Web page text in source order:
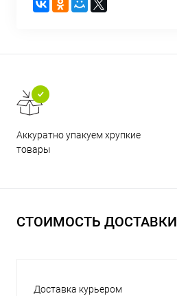
Аккуратно упакуем хрупкие
товары
СТОИМОСТЬ ДОСТАВКИ
Доставка курьером